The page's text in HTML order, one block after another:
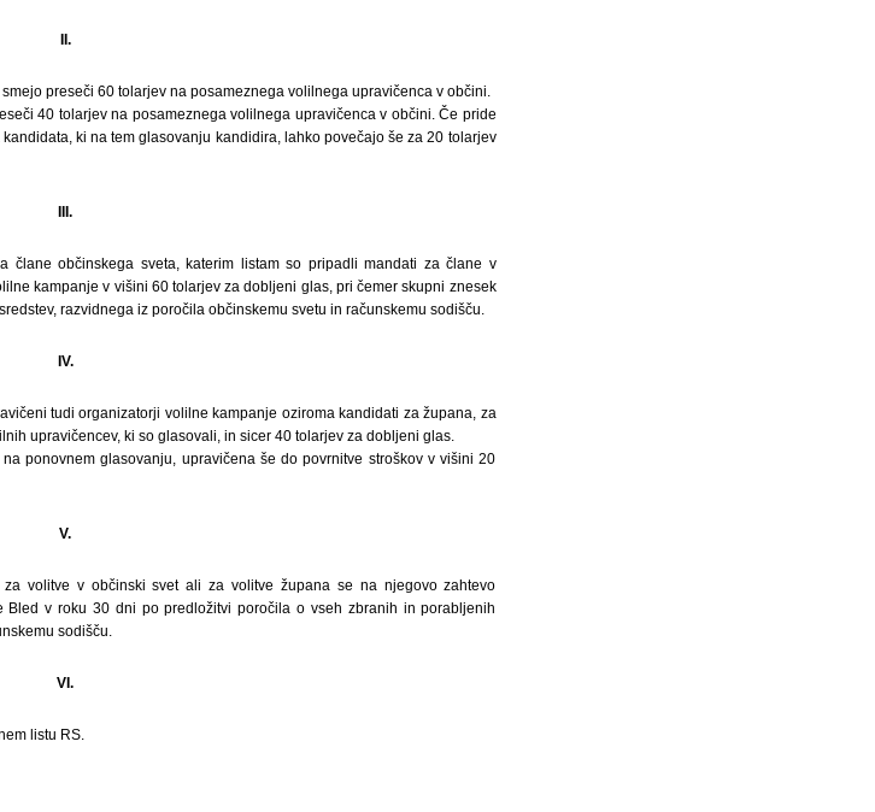
II.
preseči 60 tolarjev na posameznega volilnega upravičenca v občini.
40 tolarjev na posameznega volilnega upravičenca v občini. Če pride
ki na tem glasovanju kandidira, lahko povečajo še za 20 tolarjev
III.
člane občinskega sveta, katerim listam so pripadli mandati za člane v
kampanje v višini 60 tolarjev za dobljeni glas, pri čemer skupni znesek
razvidnega iz poročila občinskemu svetu in računskemu sodišču.
IV.
tudi organizatorji volilne kampanje oziroma kandidati za župana, za
upravičencev, ki so glasovali, in sicer 40 tolarjev za dobljeni glas.
ponovnem glasovanju, upravičena še do povrnitve stroškov v višini 20
V.
volitve v občinski svet ali za volitve župana se na njegovo zahtevo
Bled v roku 30 dni po predložitvi poročila o vseh zbranih in porabljenih
sodišču.
VI.
listu RS.